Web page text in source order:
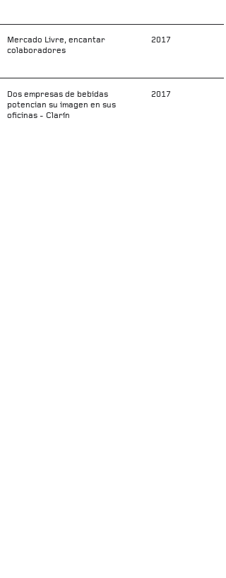
2017
Mercado Livre, encantar
colaboradores
Dos empresas de bebidas
potencian su imagen en sus
oficinas - Clarín
2017